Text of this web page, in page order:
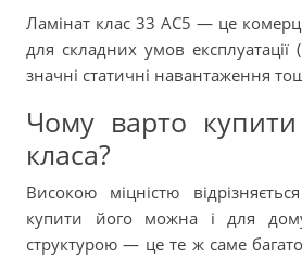
Ламінат клас 33 AC5 — це
для складних умов експлуатації
значні статичні навантаження
Чому варто
класа?
Високою міцністю
купити його можна і для
структурою — це те ж саме